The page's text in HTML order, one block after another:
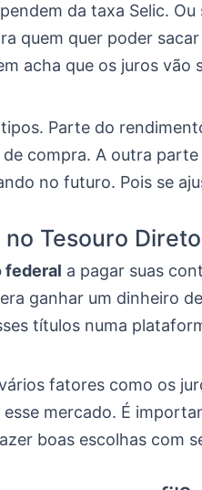
da taxa Selic. Ou
quem quer poder sacar
acha que os juros vão
Parte do
compra. A outra parte
no futuro. Pois se
Tesouro
federal a pagar suas
ganhar um dinheiro
títulos numa
fatores como os
mercado. É
boas escolhas com